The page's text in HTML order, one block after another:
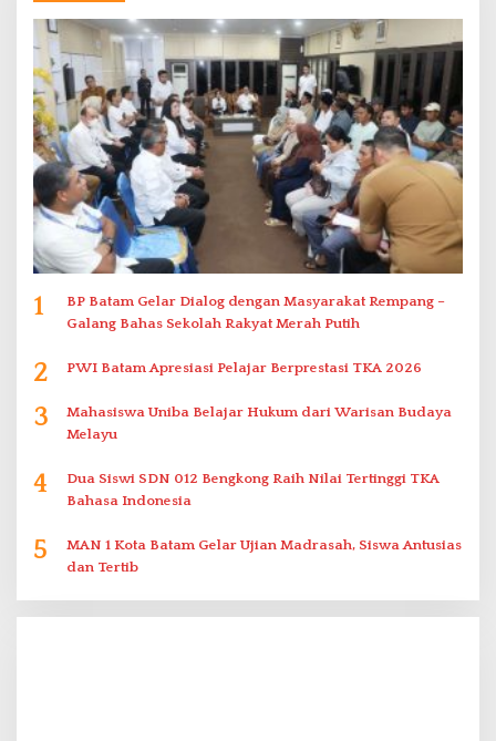
1
BP Batam Gelar Dialog dengan Masyarakat Rempang –
Galang Bahas Sekolah Rakyat Merah Putih
2 PWI Batam Apresiasi Pelajar Berprestasi TKA 2026
3
Mahasiswa Uniba Belajar Hukum dari Warisan Budaya
Melayu
4
Dua Siswi SDN 012 Bengkong Raih Nilai Tertinggi TKA
Bahasa Indonesia
5
MAN 1 Kota Batam Gelar Ujian Madrasah, Siswa Antusias
dan Tertib